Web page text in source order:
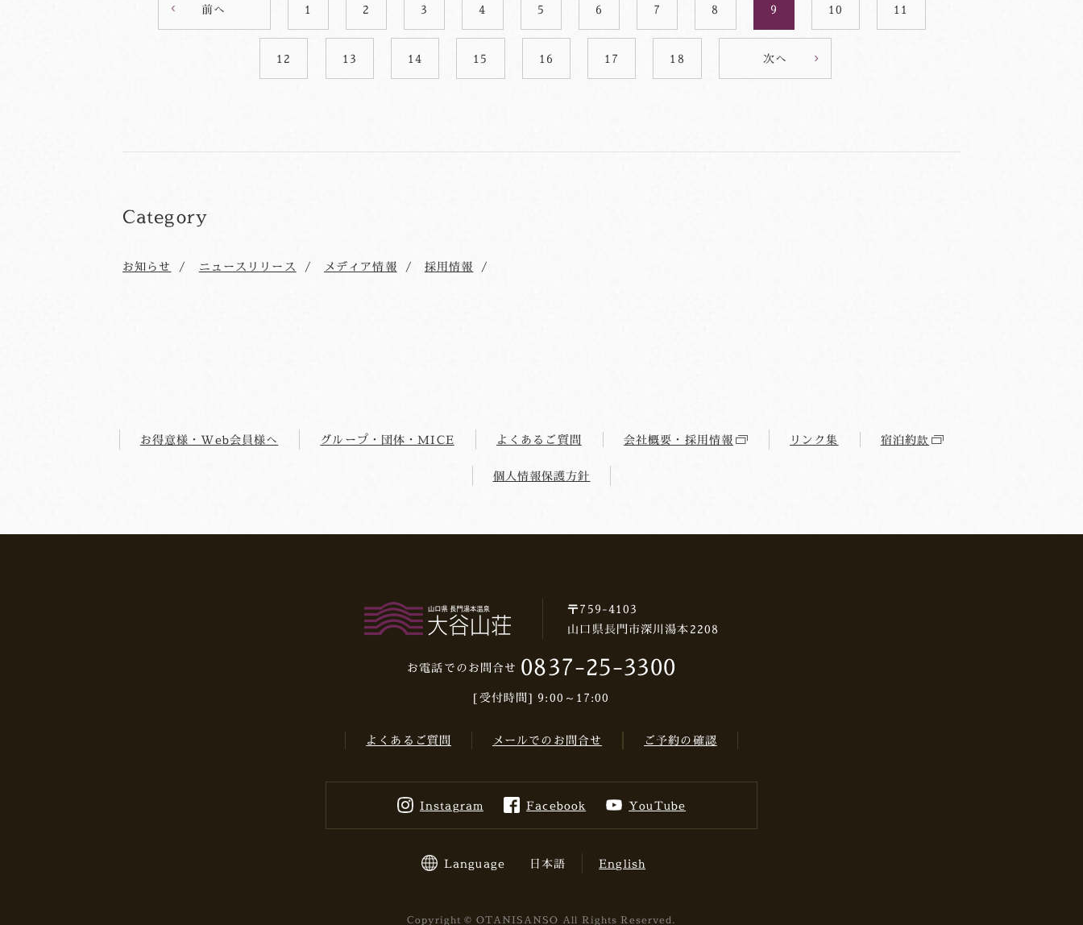
前へ 1 2 3 4 5 6 7 8 9 10 11
12 13 14 15 16 17 18 次へ
Category
お知らせ ニュースリリース メディア情報 採用情報
お得意様・Web会員様へ グループ・団体・MICE よくあるご質問 会社概要・採用情報 リンク集 宿泊約款
個人情報保護方針
〒759-4103
山口県長門市深川湯本2208
お電話でのお問合せ 0837-25-3300
[受付時間] 9:00～17:00
よくあるご質問 メールでのお問合せ ご予約の確認
Instagram Facebook YouTube
Language English
日本語
Copyright © OTANISANSO All Rights Reserved.